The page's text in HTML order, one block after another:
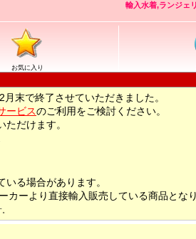
輸入水着,ランジェ
お気に入り
末で終了させていただきました。
ービスのご利用をご検討ください。
ただけます。
る場合があります。
カーより直接輸入販売している商品となり